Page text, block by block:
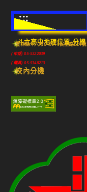
:::
斗六高中地理位置-分機
雲林縣斗六市640010民生路224號
(市話) 05-5322039
(傳真) 05-5348213
校內分機